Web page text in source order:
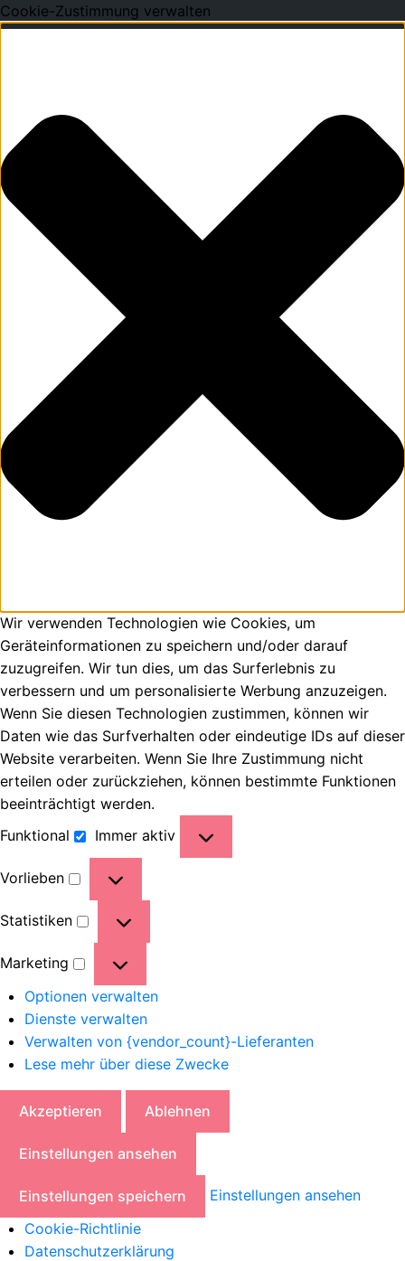
Cookie-Zustimmung verwalten
Wir verwenden Technologien wie Cookies, um
Geräteinformationen zu speichern und/oder darauf
zuzugreifen. Wir tun dies, um das Surferlebnis zu
verbessern und um personalisierte Werbung anzuzeigen.
Wenn Sie diesen Technologien zustimmen, können wir
Daten wie das Surfverhalten oder eindeutige IDs auf dieser
Website verarbeiten. Wenn Sie Ihre Zustimmung nicht
erteilen oder zurückziehen, können bestimmte Funktionen
beeinträchtigt werden.
Funktional
Immer aktiv
Vorlieben
Statistiken
Marketing
Optionen verwalten
Dienste verwalten
Verwalten von {vendor_count}-Lieferanten
Lese mehr über diese Zwecke
Akzeptieren Ablehnen
Einstellungen ansehen
Einstellungen speichern
Einstellungen ansehen
Cookie-Richtlinie
Datenschutzerklärung